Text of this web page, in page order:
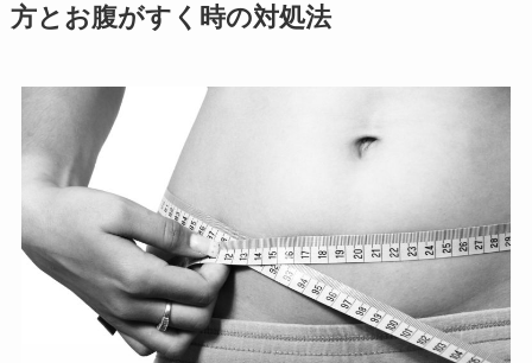
方とお腹がすく時の対処法